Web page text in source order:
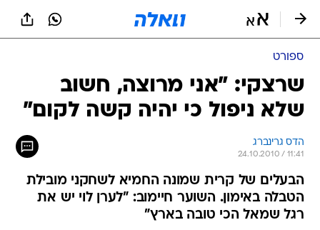
ספורט
שרצקי: "אני מרוצה, חשוב
שלא ניפול כי יהיה קשה לקום"
הדס גרינברג
24.10.2010 / 11:41
הבעלים של קרית שמונה החמיא לשחקני מובילת
הטבלה באימון. השוער חיימוב: "לערן לוי יש את
רגל שמאל הכי טובה בארץ"